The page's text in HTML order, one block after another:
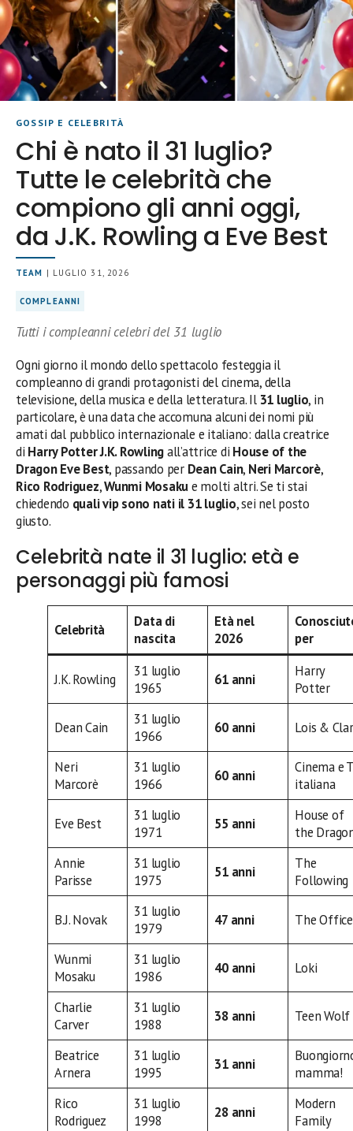
GOSSIP E CELEBRITÀ
Chi è nato il 31 luglio?
Tutte le celebrità che
compiono gli anni oggi,
da J.K. Rowling a Eve Best
TEAM | LUGLIO 31, 2026
COMPLEANNI
Tutti i compleanni celebri del 31 luglio
Ogni giorno il mondo dello spettacolo festeggia il
compleanno di grandi protagonisti del cinema, della
televisione, della musica e della letteratura. Il 31 luglio, in
particolare, è una data che accomuna alcuni dei nomi più
amati dal pubblico internazionale e italiano: dalla creatrice
di Harry PotterJ.K. Rowlingall’attrice di House of the
Dragon Eve Best, passando per Dean Cain, Neri Marcorè,
Rico Rodriguez,Wunmi Mosakue molti altri. Se ti stai
chiedendo quali vip sono nati il 31 luglio, sei nel posto
giusto.
Celebrità nate il 31 luglio: età e
personaggi più famosi
Celebrità
Data di
nascita
Età nel
2026
per
J.K. Rowling
31 luglio
1965
61 anni
Harry
Potter
Dean Cain
31 luglio
1966
60 anni Lois &
Neri
Marcorè
31 luglio
1966
60 anni
Cinema e
italiana
Eve Best
31 luglio
1971
55 anni
House of
the
Annie
Parisse
31 luglio
1975
51 anni
The
Following
B.J. Novak
31 luglio
1979
47 anni The Office
Wunmi
Mosaku
31 luglio
1986
40 anni Loki
Charlie
Carver
31 luglio
1988
38 anni Teen Wolf
Beatrice
Arnera
31 luglio
1995
31 anni
mamma!
Rico
Rodriguez
31 luglio
1998
28 anni
Modern
Family